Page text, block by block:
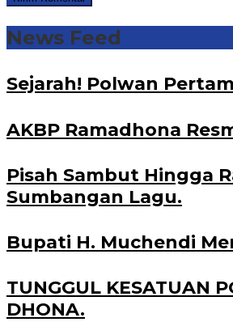
News Feed
Sejarah! Polwan
AKBP Ramadhona
Pisah Sambut Hingga
Sumbangan Lagu.
Bupati H. Muchendi
TUNGGUL KESATUAN
DHONA.